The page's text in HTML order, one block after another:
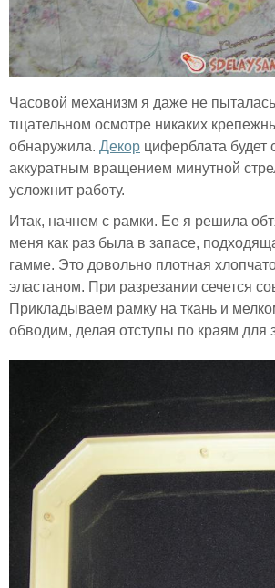
Часовой механизм я даже не пыталась
тщательном осмотре никаких
обнаружила. Декор циферблата будет
аккуратным вращением минутной
усложнит работу.
Итак, начнем с рамки. Ее я решила
меня как раз была в запасе,
гамме. Это довольно плотная
эластаном. При разрезании сечется
Прикладываем рамку на ткань и
обводим, делая отступы по краям для